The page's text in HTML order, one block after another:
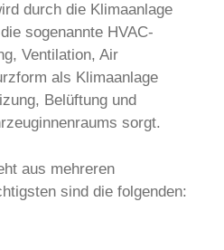
durch die Klimaanlage
sogenannte HVAC-
Ventilation, Air
als Klimaanlage
Belüftung und
sorgt.
aus mehreren
sind die folgenden: